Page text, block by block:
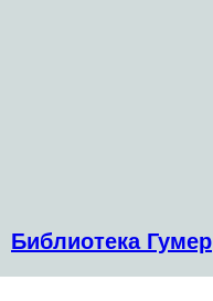
Библиотека Гумер